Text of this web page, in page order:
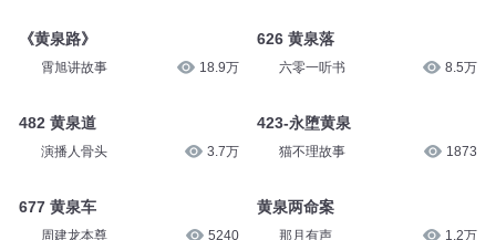
《黄泉路》
霄旭讲故事 18.9万
482 黄泉道
演播人骨头 3.7万
677 黄泉车
周建龙本尊 5240
626 黄泉落
六零一听书 8.5万
423-永堕黄泉
猫不理故事 1873
黄泉两命案
那月有声 1.2万